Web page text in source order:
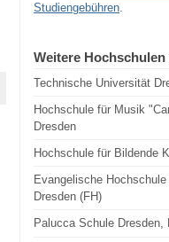
Studiengebühren.
Weitere
Technische Universität
Hochschule für Musik
Dresden
Hochschule für Bildende
Evangelische
Dresden (FH)
Palucca Schule Dresden,